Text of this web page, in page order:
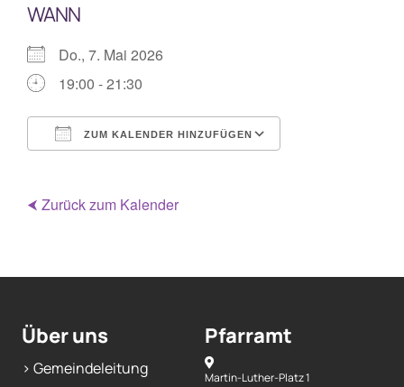
WANN
Do., 7. Mai 2026
19:00 - 21:30
ZUM KALENDER HINZUFÜGEN
⮜ Zurück zum Kalender
Über uns
> Gemeindeleitung
Pfarramt
Martin-Luther-Platz 1